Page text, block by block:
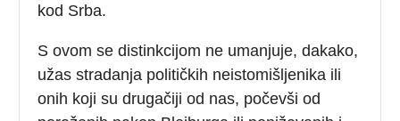
kod Srba.
S ovom se distinkcijom ne umanjuje, dakako,
užas stradanja političkih neistomišljenika ili
onih koji su drugačiji od nas, počevši od